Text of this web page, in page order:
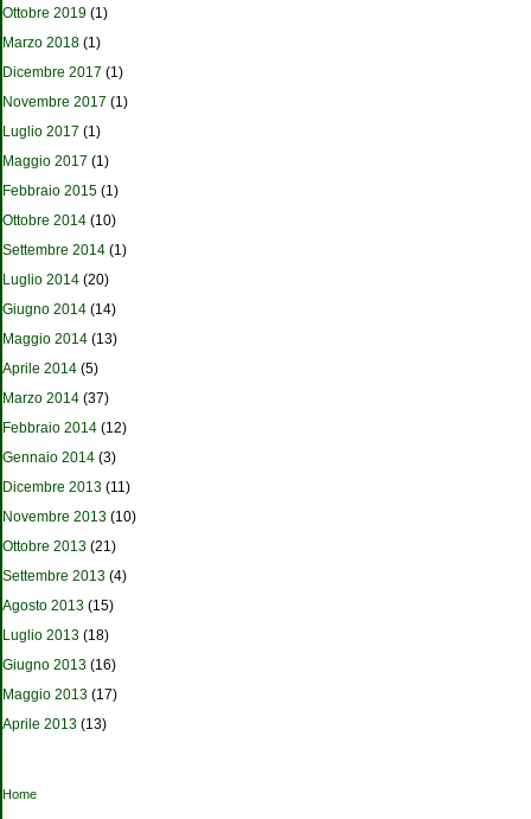
Ottobre 2019 (1)
Marzo 2018 (1)
Dicembre 2017 (1)
Novembre 2017 (1)
Luglio 2017 (1)
Maggio 2017 (1)
Febbraio 2015 (1)
Ottobre 2014 (10)
Settembre 2014 (1)
Luglio 2014 (20)
Giugno 2014 (14)
Maggio 2014 (13)
Aprile 2014 (5)
Marzo 2014 (37)
Febbraio 2014 (12)
Gennaio 2014 (3)
Dicembre 2013 (11)
Novembre 2013 (10)
Ottobre 2013 (21)
Settembre 2013 (4)
Agosto 2013 (15)
Luglio 2013 (18)
Giugno 2013 (16)
Maggio 2013 (17)
Aprile 2013 (13)
Tu sei qui
Home